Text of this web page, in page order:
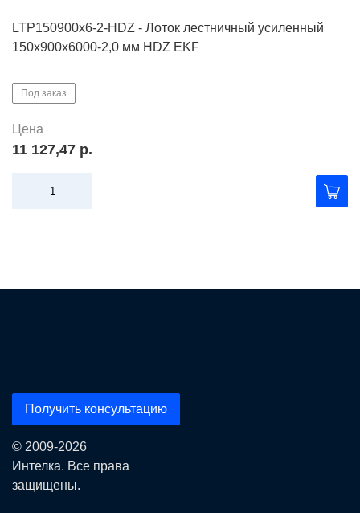
LTP150900x6-2-HDZ - Лоток лестничный усиленный
150х900х6000-2,0 мм HDZ EKF
Под заказ
Цена
11 127,47 р.
Получить консультацию
© 2009-2026
Интелка. Все права
защищены.